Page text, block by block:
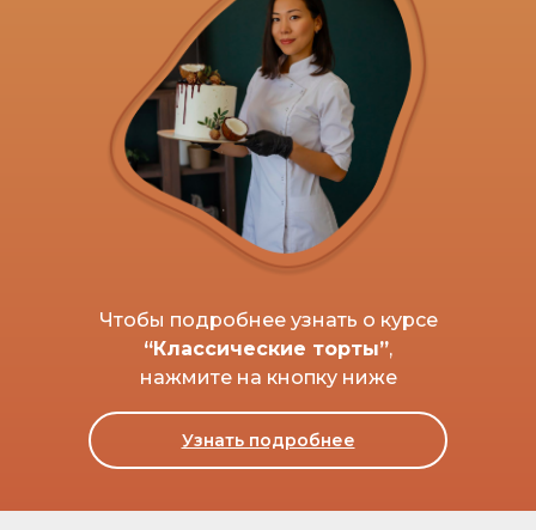
Узнать подробнее
Чтобы подробнее узнать о курсе
“Классические торты”,
нажмите на кнопку ниже